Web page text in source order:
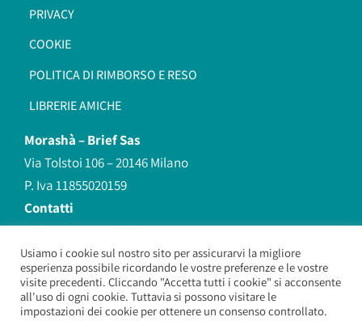
PRIVACY
COOKIE
POLITICA DI RIMBORSO E RESO
LIBRERIE AMICHE
Morashà –Brief Sas
Via Tolstoi 106 – 20146 Milano
P. Iva 11855020159
Contatti
redazione@morasha.it
339 8596707
(anche Whatsapp)
Usiamo i cookie sul nostro sito per assicurarvi la migliore
esperienza possibile ricordando le vostre preferenze e le vostre
visite precedenti. Cliccando "Accetta tutti i cookie" si acconsente
all'uso di ogni cookie. Tuttavia si possono visitare le
impostazioni dei cookie per ottenere un consenso controllato.